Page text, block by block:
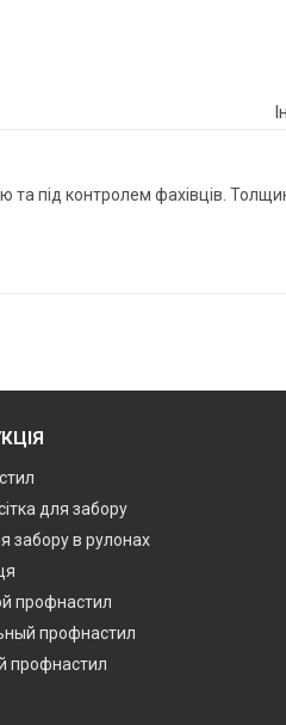
під контролем фахівців.
для забору
забору в рулонах
профнастил
профнастил
профнастил